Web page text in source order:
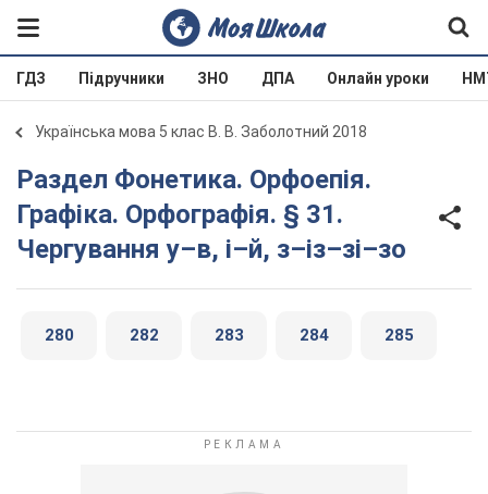
ГДЗ Підручники ЗНО ДПА Онлайн уроки
Українська мова 5 клас В. В. Заболотний 2018
Раздел Фонетика. Орфоепія.
Графіка. Орфографія. § 31.
Чергування у–в, і–й, з–із–зі–зо
280 282 283 284 285